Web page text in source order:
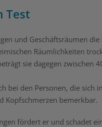
Test
und Geschäftsräumen
Räumlichkeiten
sie dagegen zwischen
bei den Personen, die sich
Kopfschmerzen bemerkbar.
fördert er und schadet